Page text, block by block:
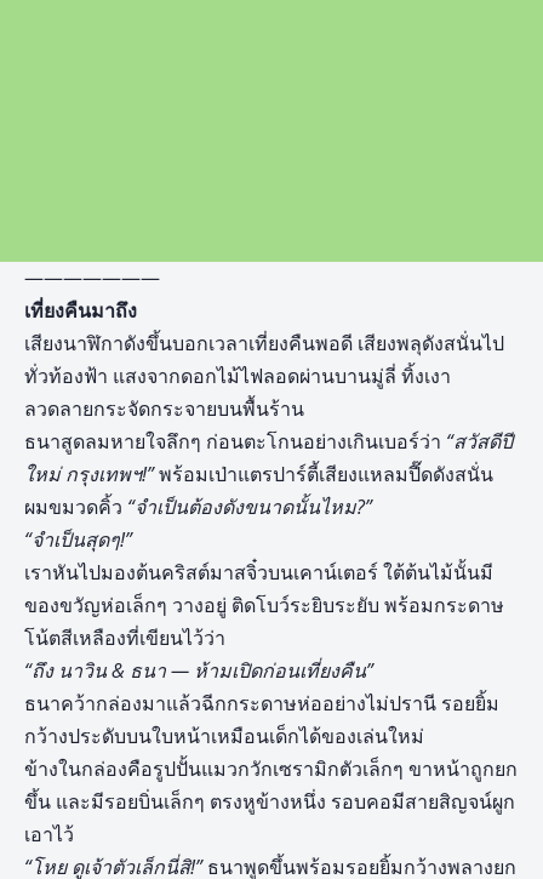
———————
เที่ยงคืนมาถึง
เสียงนาฬิกาดังขึ้นบอกเวลาเที่ยงคืนพอดี เสียงพลุดังสนั่นไป
ทั่วท้องฟ้า แสงจากดอกไม้ไฟลอดผ่านบานมู่ลี่ ทิ้งเงา
ลวดลายกระจัดกระจายบนพื้นร้าน
ธนาสูดลมหายใจลึกๆ ก่อนตะโกนอย่างเกินเบอร์ว่า “สวัสดีปี
ใหม่ กรุงเทพฯ!”พร้อมเป่าแตรปาร์ตี้เสียงแหลมปี๊ดดังสนั่น
ผมขมวดคิ้ว “จำเป็นต้องดังขนาดนั้นไหม?”
“จำเป็นสุดๆ!”
เราหันไปมองต้นคริสต์มาสจิ๋วบนเคาน์เตอร์ ใต้ต้นไม้นั้นมี
ของขวัญห่อเล็กๆ วางอยู่ ติดโบว์ระยิบระยับ พร้อมกระดาษ
โน้ตสีเหลืองที่เขียนไว้ว่า
“ถึง นาวิน & ธนา — ห้ามเปิดก่อนเที่ยงคืน”
ธนาคว้ากล่องมาแล้วฉีกกระดาษห่ออย่างไม่ปรานี รอยยิ้ม
กว้างประดับบนใบหน้าเหมือนเด็กได้ของเล่นใหม่
ข้างในกล่องคือรูปปั้นแมวกวักเซรามิกตัวเล็กๆ ขาหน้าถูกยก
ขึ้น และมีรอยบิ่นเล็กๆ ตรงหูข้างหนึ่ง รอบคอมีสายสิญจน์ผูก
เอาไว้
“โหย ดูเจ้าตัวเล็กนี่สิ!”ธนาพูดขึ้นพร้อมรอยยิ้มกว้างพลางยก